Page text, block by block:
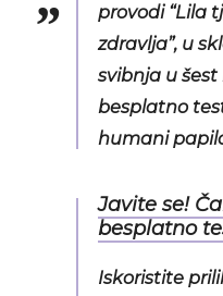
provodi “Lila
zdravlja”, u
svibnja u
besplatno
humani
Javite se!
besplatno
Iskoristite